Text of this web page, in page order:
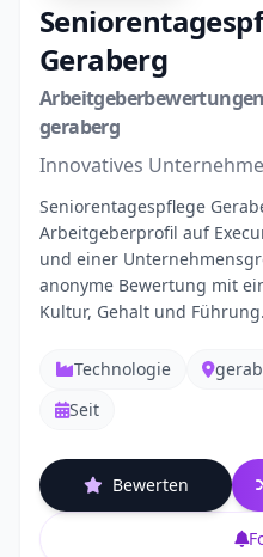
Geraberg
geraberg
Innovatives
Seniorentagespflege
Arbeitgeberprofil auf
und einer
anonyme Bewertung mit
Kultur, Gehalt und Führung.
Technologie
Seit
Bewerten